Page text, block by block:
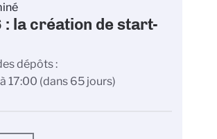
: la création de start-
dépôts
17:00 (dans 65 jours)